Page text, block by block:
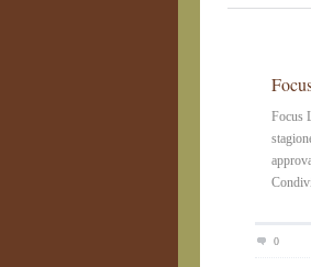
Focus
0